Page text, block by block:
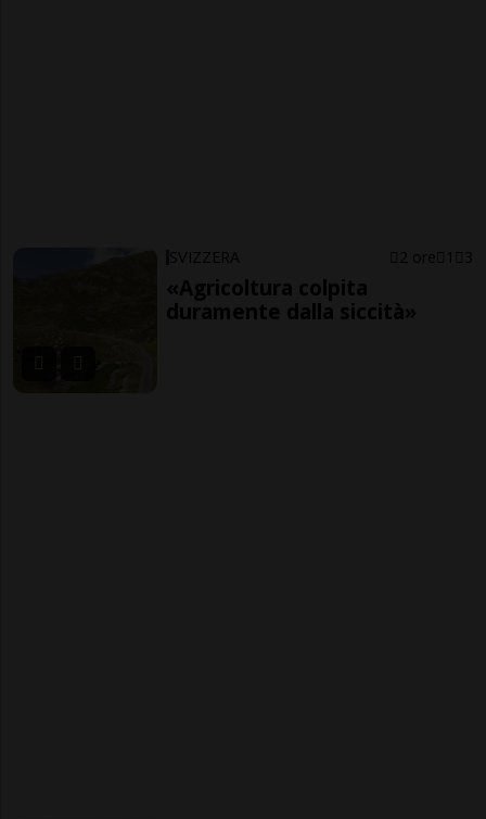
SVIZZERA 2 ore 1 3
«Agricoltura colpita
duramente dalla siccità»